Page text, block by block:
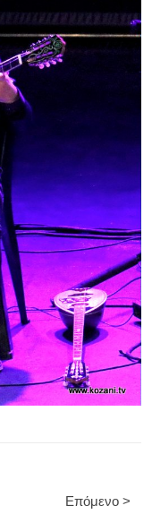
Επόμενο >